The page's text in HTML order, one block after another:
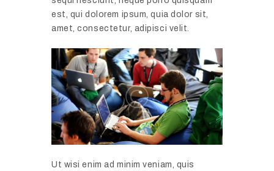
est, qui dolorem ipsum, quia dolor sit,
amet, consectetur, adipisci velit.
Ut wisi enim ad minim veniam, quis